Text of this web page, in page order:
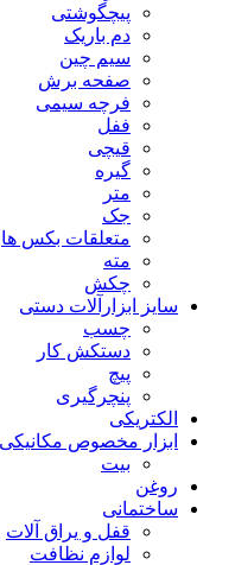
پیچگوشتی
دم باریک
سیم چین
صفحه برش
فرچه سیمی
ففل
قیچی
گیره
متر
جک
متعلقات بکس ها
مته
چکش
سایز ابزارآلات دستی
چسب
دستکش کار
پیچ
پنچرگیری
الکتریکی
ابزار مخصوص مکانیکی
بیت
روغن
ساختمانی
قفل و یراق آلات
لوازم نظافت